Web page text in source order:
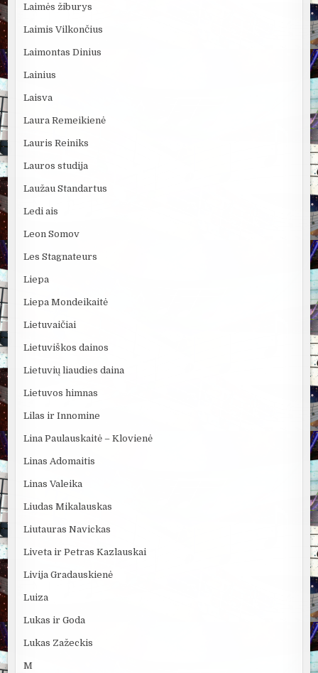
Laimės žiburys
Laimis Vilkončius
Laimontas Dinius
Lainius
Laisva
Laura Remeikienė
Lauris Reiniks
Lauros studija
Laužau Standartus
Ledi ais
Leon Somov
Les Stagnateurs
Liepa
Liepa Mondeikaitė
Lietuvaičiai
Lietuviškos dainos
Lietuvių liaudies daina
Lietuvos himnas
Lilas ir Innomine
Lina Paulauskaitė – Klovienė
Linas Adomaitis
Linas Valeika
Liudas Mikalauskas
Liutauras Navickas
Liveta ir Petras Kazlauskai
Livija Gradauskienė
Luiza
Lukas ir Goda
Lukas Zažeckis
M